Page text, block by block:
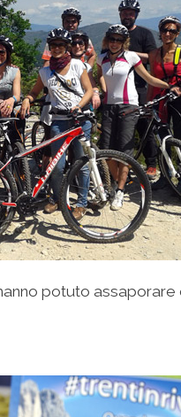
potuto assaporare